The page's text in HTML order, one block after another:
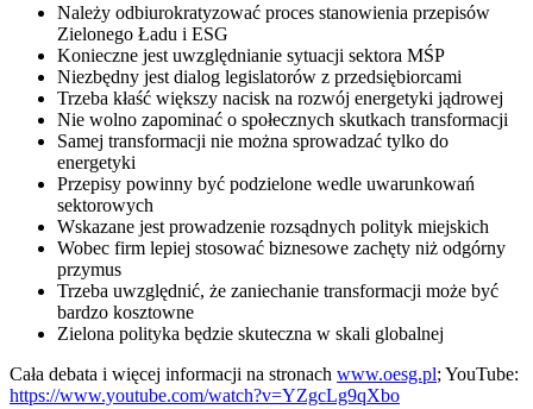
Należy odbiurokratyzować proces stanowienia przepisów
Zielonego Ładu i ESG
Konieczne jest uwzględnianie sytuacji sektora MŚP
Niezbędny jest dialog legislatorów z przedsiębiorcami
Trzeba kłaść większy nacisk na rozwój energetyki jądrowej
Nie wolno zapominać o społecznych skutkach transformacji
Samej transformacji nie można sprowadzać tylko do
energetyki
Przepisy powinny być podzielone wedle uwarunkowań
sektorowych
Wskazane jest prowadzenie rozsądnych polityk miejskich
Wobec firm lepiej stosować biznesowe zachęty niż odgórny
przymus
Trzeba uwzględnić, że zaniechanie transformacji może być
bardzo kosztowne
Zielona polityka będzie skuteczna w skali globalnej
Cała debata i więcej informacji na stronach www.oesg.pl; YouTube:
https://www.youtube.com/watch?v=YZgcLg9qXbo